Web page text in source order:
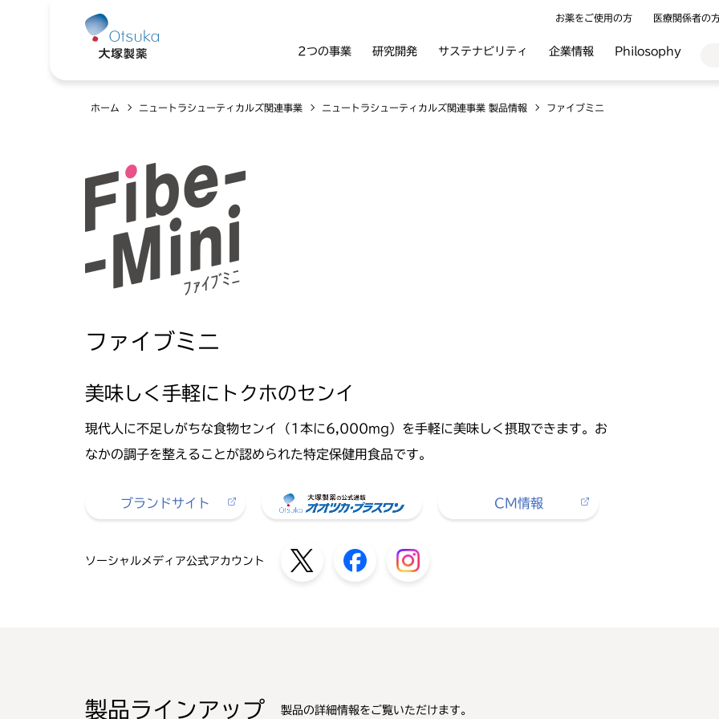
お薬をご使用の方 医療関係者の
2つの事業 研究開発 サステナビリティ 企業情報 Philosophy
ホーム ニュートラシューティカルズ関連事業 ニュートラシューティカルズ関連事業 製品情報 ファイブミニ
ファイブミニ
美味しく手軽にトクホのセンイ
現代人に不足しがちな食物センイ（1本に6,000mg）を手軽に美味しく摂取できます。お
なかの調子を整えることが認められた特定保健用食品です。
ブランドサイト CM情報
ソーシャルメディア公式アカウント
製品ラインアップ 製品の詳細情報をご覧いただけます。